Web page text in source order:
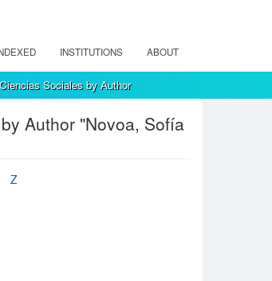
INSTITUTIONS ABOUT
Sociales by Author
Author "Novoa, Sofía
Z